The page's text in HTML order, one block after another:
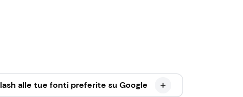
alle tue fonti preferite su Google